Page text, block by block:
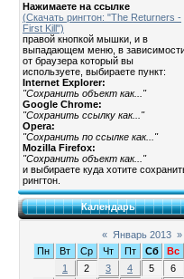
Нажимаете на ссылке
(Скачать рингтон: "The Returners -
First Kill")
правой кнопкой мышки, и в
выпадающем меню, в
от браузера который вы
используете, выбираете пункт:
Internet Explorer:
"Сохранить объект как..."
Google Chrome:
"Сохранить ссылку как..."
Opera:
"Сохранить по ссылке как..."
Mozilla Firefox:
"Сохранить объект как..."
и выбираете куда хотите
рингтон.
Календарь
« Январь 2013 »
Пн
Вт Ср Чт Пт Сб
Вс
1
2 3 4 5
6